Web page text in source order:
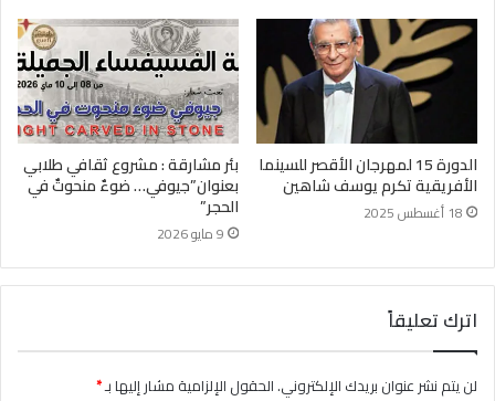
الدورة 15 لمهرجان الأقصر للسينما
الأفريقية تكرم يوسف شاهين
18 أغسطس 2025
بئر مشارقة : مشروع ثقافي طلابي
بعنوان”جيوفي… ضوءٌ منحوتٌ في
الحجر”
9 مايو 2026
اترك تعليقاً
لن يتم نشر عنوان بريدك الإلكتروني.الحقول الإلزامية مشار إليها بـ*